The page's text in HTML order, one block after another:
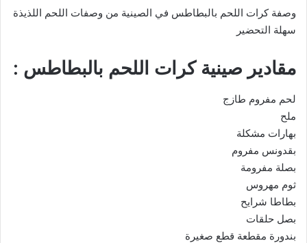
وصفة كرات اللحم بالبطاطس في الصينية من وصفات اللحم اللذيذة
سهلة التحضير
مقادير صينية كرات اللحم بالبطاطس :
لحم مفروم طازج
ملح
بهارات مشكلة
بقدونس مفروم
بصلة مفرومة
ثوم مهروس
بطاطا شرايح
بصل حلقات
بندورة مقطعة قطع صغيرة